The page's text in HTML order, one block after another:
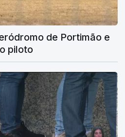
de Portimão e
piloto